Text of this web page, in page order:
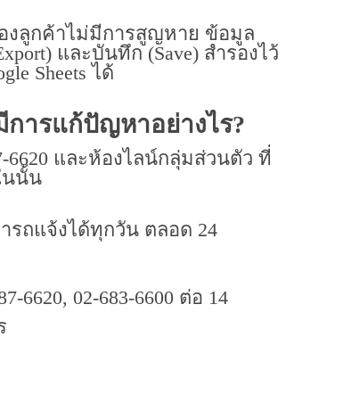
เป็นมัดจำ
18. วิธีต่ออายุคอร์ส
19. B&A แก้ไขวันที่ย้อนหลัง
20. วิธีการส่งต่อระหว่างห้องตรวจ
21. วิธีเพิ่มเอกสารเข้าในแฟ้มคนไข้
ดูคลิปวีดีโออื่นๆ
งลูกค้าไม่มีการสูญหาย ข้อมูล
และบันทึก (Save) สำรองไว้
Sheets ได้
ารแก้ปัญหาอย่างไร?
และห้องไลน์กลุ่มส่วนตัว ที่
นนั้น
รถแจ้งได้ทุกวัน ตลอด 24
02-683-6600 ต่อ 14